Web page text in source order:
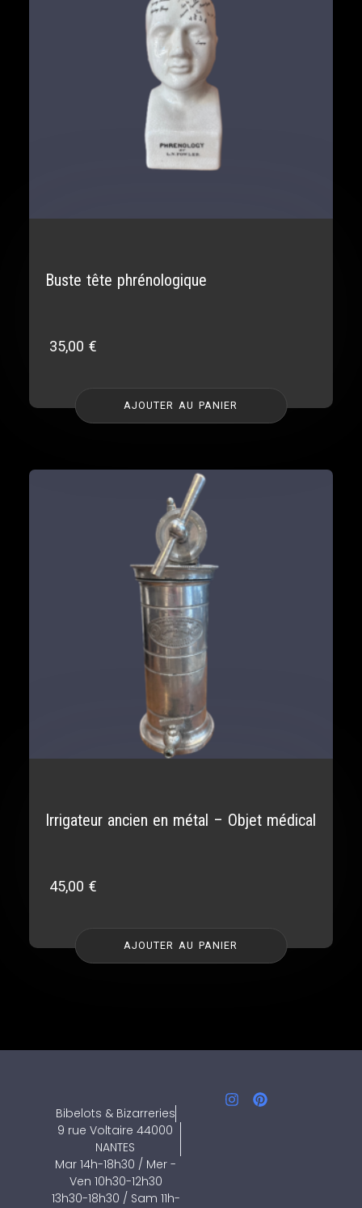
Buste tête phrénologique
35,00€
AJOUTER AU PANIER
Irrigateur ancien en métal – Objet médical
45,00€
AJOUTER AU PANIER
Bibelots & Bizarreries
9 rue Voltaire 44000
NANTES
Mar 14h-18h30 / Mer -
Ven 10h30-12h30
13h30-18h30 / Sam 11h-